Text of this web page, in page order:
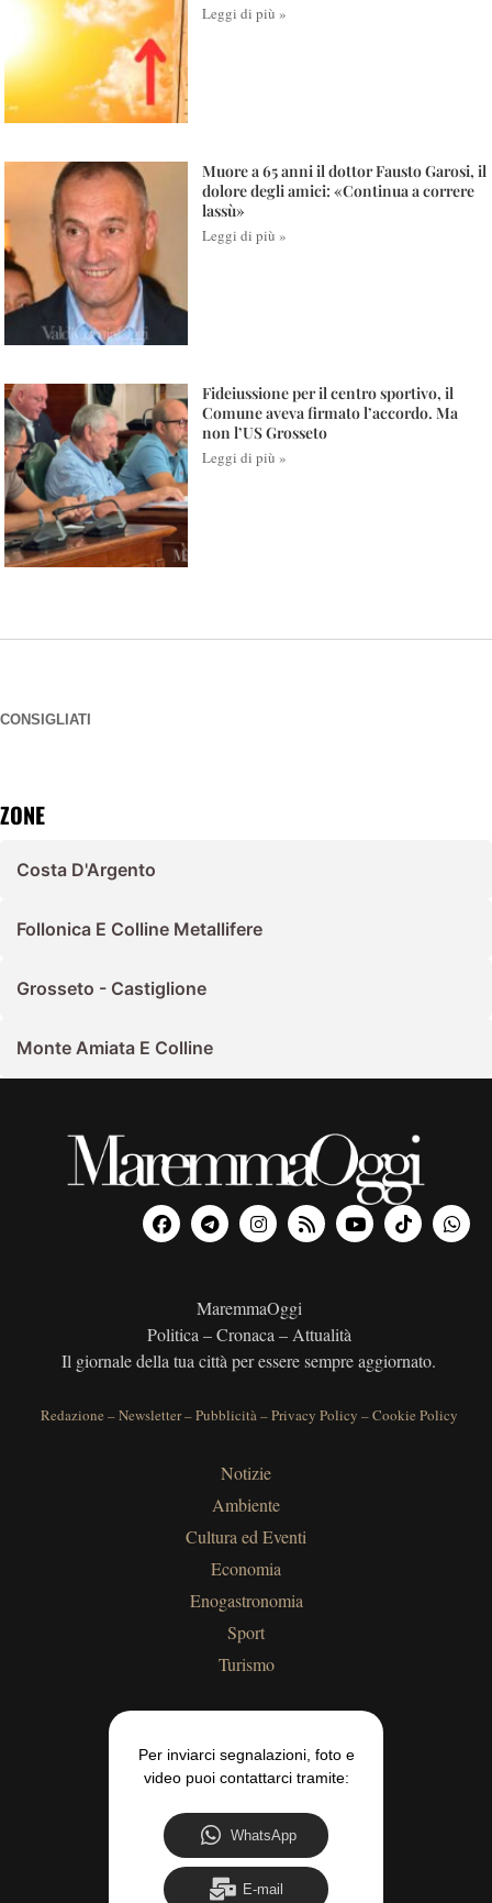
Leggi di più »
Muore a 65 anni il dottor Fausto Garosi, il
dolore degli amici: «Continua a correre
lassù»
Leggi di più »
Fideiussione per il centro sportivo, il
Comune aveva firmato l’accordo. Ma
non l’US Grosseto
Leggi di più »
CONSIGLIATI
ZONE
Costa D'Argento
Follonica E Colline Metallifere
Grosseto - Castiglione
Monte Amiata E Colline
MaremmaOggi
Politica – Cronaca – Attualità
Il giornale della tua città per essere sempre aggiornato.
Redazione –Newsletter–Pubblicità–Privacy Policy –Cookie Policy
Notizie
Ambiente
Cultura ed Eventi
Economia
Enogastronomia
Sport
Turismo
Per inviarci segnalazioni, foto e
video puoi contattarci tramite:
WhatsApp
E-mail